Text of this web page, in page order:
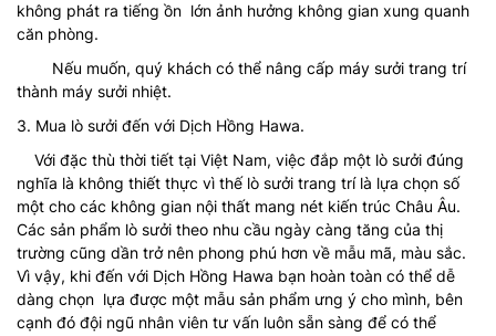
không phát ra tiếng ồn lớn ảnh hưởng không gian xung quanh
căn phòng.
Nếu muốn, quý khách có thể nâng cấp máy sưởi trang trí
thành máy sưởi nhiệt.
3. Mua lò sưởi đến với Dịch Hồng Hawa.
Với đặc thù thời tiết tại Việt Nam, việc đắp một lò sưởi đúng
nghĩa là không thiết thực vì thế lò sưởi trang trí là lựa chọn số
một cho các không gian nội thất mang nét kiến trúc Châu Âu.
Các sản phẩm lò sưởi theo nhu cầu ngày càng tăng của thị
trường cũng dần trở nên phong phú hơn về mẫu mã, màu sắc.
Vì vậy, khi đến với Dịch Hồng Hawa bạn hoàn toàn có thể dễ
dàng chọn lựa được một mẫu sản phẩm ưng ý cho mình, bên
cạnh đó đội ngũ nhân viên tư vấn luôn sẵn sàng để có thể